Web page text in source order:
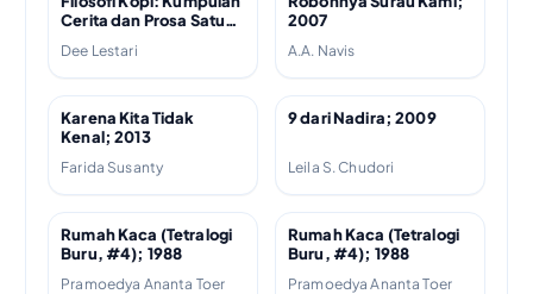
Cerita dan Prosa Satu
Dee Lestari
2007
A.A. Navis
Karena Kita Tidak
Kenal; 2013
Farida Susanty
9 dari Nadira; 2009
Leila S. Chudori
Rumah Kaca (Tetralogi
Buru, #4); 1988
Pramoedya Ananta Toer
Rumah Kaca (Tetralogi
Buru, #4); 1988
Pramoedya Ananta Toer